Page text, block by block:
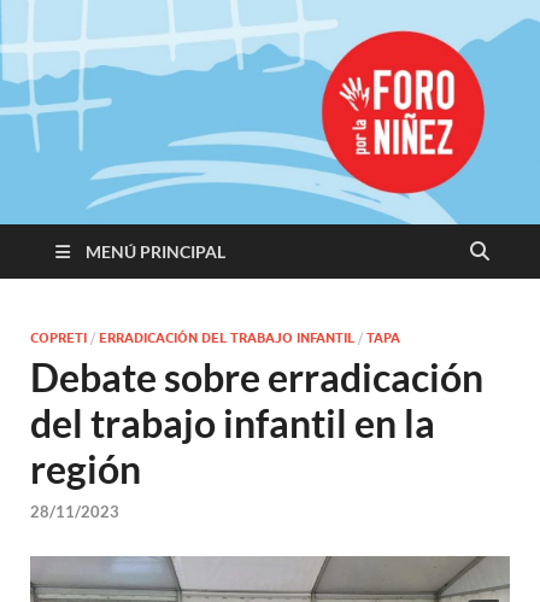
Promoviendo
Derechos,
Construimos
Igualdad
MENÚ PRINCIPAL
COPRETI / ERRADICACIÓN DEL TRABAJO INFANTIL / TAPA
Debate sobre erradicación
del trabajo infantil en la
región
28/11/2023